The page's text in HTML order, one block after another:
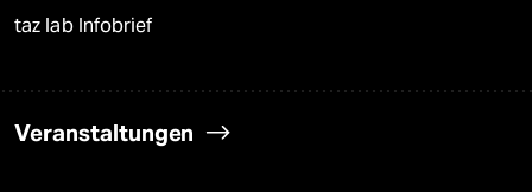
taz lab Infobrief
Veranstaltungen